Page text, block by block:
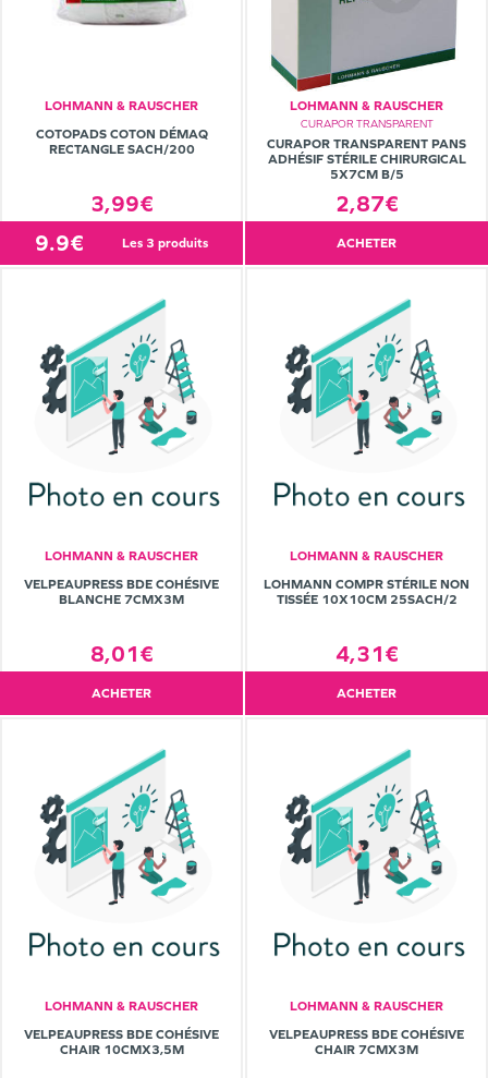
LOHMANN & RAUSCHER
COTOPADS COTON DÉMAQ
RECTANGLE SACH/200
3,99€
9.9€ les 3 produits
LOHMANN & RAUSCHER
CURAPOR TRANSPARENT
CURAPOR TRANSPARENT PANS
ADHÉSIF STÉRILE CHIRURGICAL
5X7CM B/5
2,87€
ACHETER
LOHMANN & RAUSCHER
VELPEAUPRESS BDE COHÉSIVE
BLANCHE 7CMX3M
8,01€
ACHETER
LOHMANN & RAUSCHER
LOHMANN COMPR STÉRILE NON
TISSÉE 10X10CM 25SACH/2
4,31€
ACHETER
LOHMANN & RAUSCHER
VELPEAUPRESS BDE COHÉSIVE
CHAIR 10CMX3,5M
LOHMANN & RAUSCHER
VELPEAUPRESS BDE COHÉSIVE
CHAIR 7CMX3M